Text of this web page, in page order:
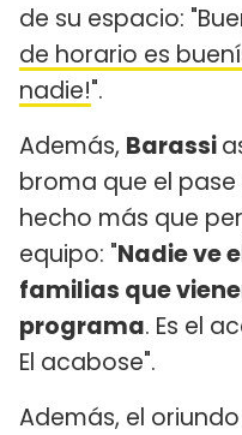
de su espacio:
de horario es
nadie!".
Además, Barassi
broma que el pase
hecho más que
equipo: "Nadie ve
familias que
programa. Es el
El acabose".
Además, el